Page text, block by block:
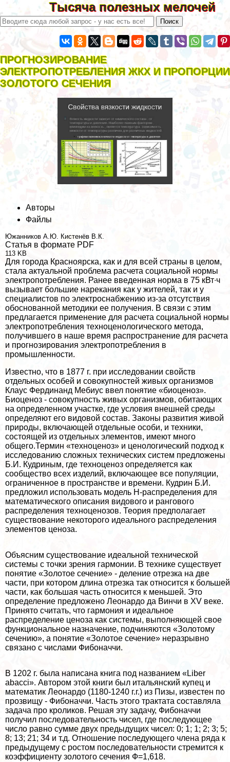
Тысяча полезных мелочей
ПРОГНОЗИРОВАНИЕ
ЭЛЕКТРОПОТРЕБЛЕНИЯ ЖКХ И ПРОПОРЦИИ
ЗОЛОТОГО СЕЧЕНИЯ
Авторы
Файлы
Южанников А.Ю. Кистенёв В.К.
Статья в формате PDF
113 KB
Для города Красноярска, как и для всей страны в целом,
стала актуальной проблема расчета социальной нормы
электропотрeбления. Ранее введенная норма в 75 кВт∙ч
вызывает большие нарекания как у жителей, так и у
специалистов по электроснабжению из-за отсутствия
обоснованной методики ее получения. В связи с этим
предлагается применение для расчета социальной нормы
электропотрeбления техноценологического метода,
получившего в наше время распространение для расчета
и прогнозирования электропотрeбления в
промышленности.
Известно, что в 1877 г. при исследовании свойств
отдельных особей и совокупностей живых организмов
Клаус Фердинанд Мебиус ввел понятие «биоценоз».
Биоценоз - совокупность живых организмов, обитающих
на определенном участке, где условия внешней среды
определяют его видовой состав. Законы развития живой
природы, включающей отдельные особи, и техники,
состоящей из отдельных элементов, имеют много
общего.Термин «техноценоз» и ценологический подход к
исследованию сложных технических систем предложены
Б.И. Кудриным, где техноценоз определяется как
сообщество всех изделий, включающее все популяции,
ограниченное в прострaнcтве и времени. Кудрин Б.И.
предложил использовать модель H-распределения для
математического описания видового и рангового
распределения техноценозов. Теория предполагает
существование некоторого идеального распределения
элементов ценоза.
Объясним существование идеальной технической
системы с точки зрения гармонии. В технике существует
понятие «Золотое сечение» - деление отрезка на две
части, при котором длина отрезка так относится к большей
части, как большая часть относится к меньшей. Это
определение предложено Леонардо да Винчи в XV веке.
Принято считать, что гармония и идеальное
распределение ценоза как системы, выполняющей свое
функциональное назначение, подчиняются «Золотому
сечению», а понятие «Золотое сечение» неразрывно
связано с числами Фибоначчи.
В 1202 г. была написана книга под названием «Liber
abacci». Автором этой книги был итальянский купец и
математик Леонардо (1180-1240 г.г.) из Пизы, известен по
прозвищу - Фибоначчи. Часть этого тpaктата составляла
задача про кроликов. Решая эту задачу, Фибоначчи
получил последовательность чисел, где последующее
число равно сумме двух предыдущих чисел: 0; 1; 1; 2; 3; 5;
8; 13; 21; 34 и т.д. Отношение последующего члeна ряда к
предыдущему с ростом последовательности стремится к
коэффициенту золотого сечения Ф=1,618.